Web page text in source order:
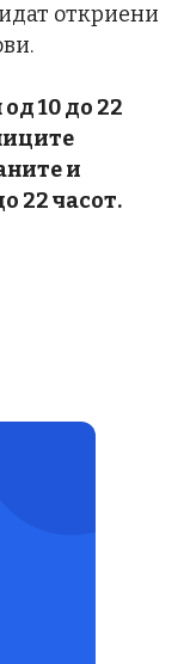
откриени
10 до 22
и
22 часот.